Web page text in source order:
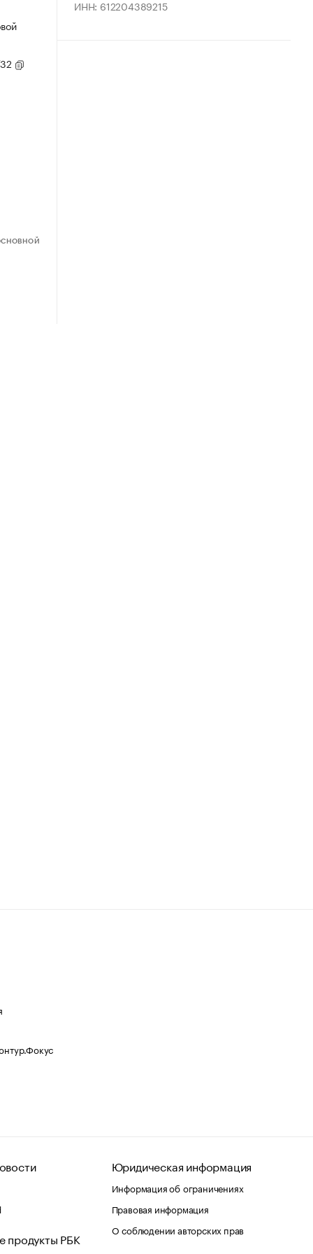
ИНН: 612204389215
продукты РБК
Юридическая информация
Информация об ограничениях
Правовая информация
О соблюдении авторских прав